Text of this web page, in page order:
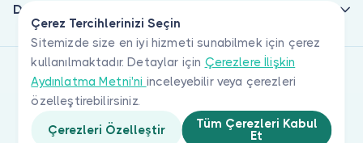
Çerez Tercihlerinizi Seçin
Sitemizde size en iyi hizmeti sunabilmek için çerez
kullanılmaktadır. Detaylar için Çerezlere İlişkin
Aydınlatma Metni'ni inceleyebilir veya çerezleri
özelleştirebilirsiniz.
Çerezleri Özelleştir
Tüm Çerezleri Kabul
Et
Doktorlar için